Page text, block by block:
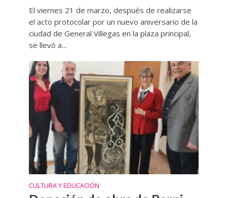
El viernes 21 de marzo, después de realizarse
el acto protocolar por un nuevo aniversario de la
ciudad de General Villegas en la plaza principal,
se llevó a...
CULTURA Y EDUCACIÓN